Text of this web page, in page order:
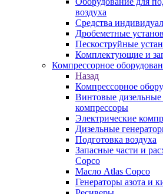
воздуха
Средства
Дробеметные
Пескоструйные
Комплектующие и
Компрессорное
Назад
Компрессорное
Винтовые
компрессоры
Электрические
Дизельные
Подготовка воздуха
Запасные части и
Copco
Масло Atlas Copco
Генераторы азота и